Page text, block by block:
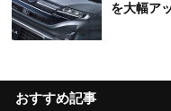
を大幅ア
おすすめ記事